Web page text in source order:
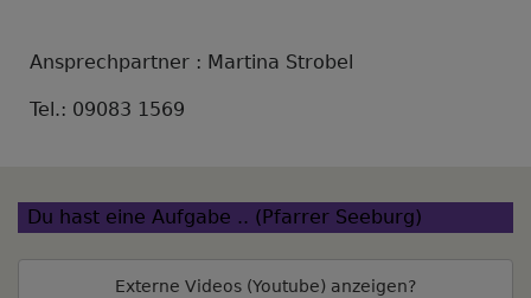
Ansprechpartner : Martina Strobel
Tel.: 09083 1569
Du hast eine Aufgabe .. (Pfarrer Seeburg)
Externe Videos (Youtube) anzeigen?